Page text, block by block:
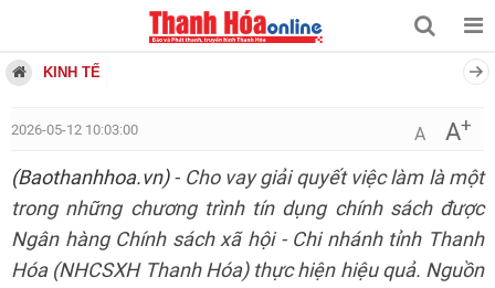
KINH TẾ
2026-05-12 10:03:00 A A+
(Baothanhhoa.vn)- Cho vay giải quyết việc làm là một
trong những chương trình tín dụng chính sách được
Ngân hàng Chính sách xã hội - Chi nhánh tỉnh Thanh
Hóa (NHCSXH Thanh Hóa) thực hiện hiệu quả. Nguồn